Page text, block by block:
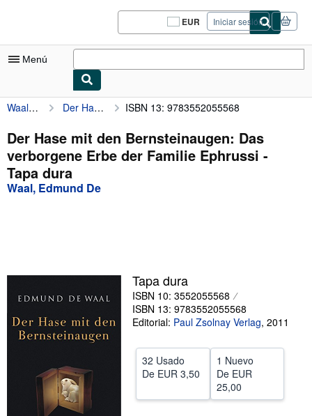
Pasar al contenido principal
EUR
Preferencias
de
del
Iniciar sesión
Menú
Mi cuenta
Consultar mis pedidos
Cerrar sesión
Búsqueda avanzada
Vendedores
Comenzar a vender
Ayuda
CERRAR
Waal, Edmund De Der Hase mit den Bernsteinaugen: Das verborgene Erbe der Familie Ephrussi ISBN 13: 9783552055568
Der Hase mit den Bernsteinaugen: Das
verborgene Erbe der Familie Ephrussi -
Tapa dura
Waal, Edmund De
Tapa dura
ISBN 10: 3552055568
ISBN 13: 9783552055568
Editorial: Paul Zsolnay Verlag, 2011
32 Usado
De EUR 3,50
1 Nuevo
De EUR
25,00